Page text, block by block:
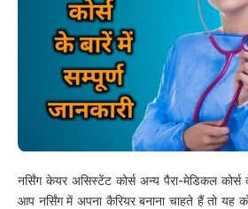
नर्सिंग केयर असिस्टेंट कोर्स अन्य पैरा-मेडिकल
आप नर्सिंग में अपना कैरियर बनाना चाहते हैं तो यह